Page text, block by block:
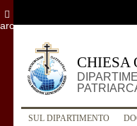
CHIESA
SUL DIPARTIMENTO
archivio